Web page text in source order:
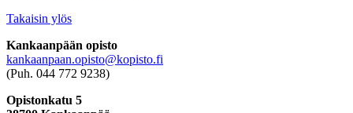
Takaisin ylös
Kankaanpään opisto
kankaanpaan.opisto@kopisto.fi
(Puh. 044 772 9238)
Opistonkatu 5